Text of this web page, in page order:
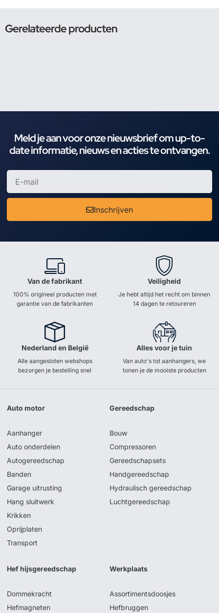
Gerelateerde producten
Meld je aan voor onze nieuwsbrief om up-to-
date informatie, nieuws en acties te ontvangen.
Inschrijven
Van de fabrikant
100% origineel producten met
garantie van de fabrikanten
Veiligheid
Je hebt altijd het recht om binnen
14 dagen te retoureren
Nederland en België
Alle aangesloten webshops
bezorgen je bestelling snel
Alles voor je tuin
Van auto's tot aanhangers, we
tonen je de mooiste producten
Auto motor
Aanhanger
Auto onderdelen
Autogereedschap
Banden
Garage uitrusting
Hang sluitwerk
Krikken
Oprijplaten
Transport
Gereedschap
Bouw
Compressoren
Gereedschapsets
Handgereedschap
Hydraulisch gereedschap
Luchtgereedschap
Hef hijsgereedschap
Dommekracht
Hefmagneten
Werkplaats
Assortimentsdoosjes
Hefbruggen